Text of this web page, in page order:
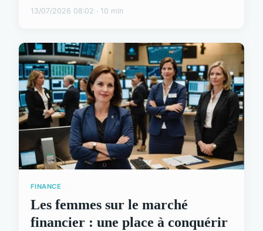
13/07/2026 08:02 · 10 min
FINANCE
Les femmes sur le marché
financier : une place à conquérir